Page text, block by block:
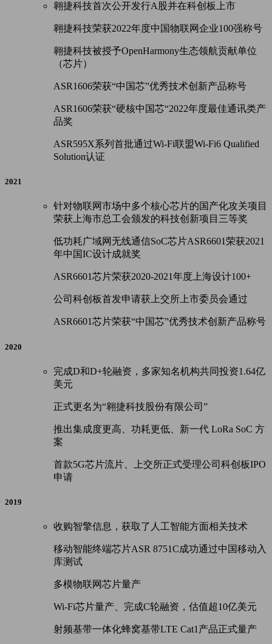
翱捷科技首次公开发行A股并在科创板上市
翱捷科技荣获2022年度中国物联网企业100强称号
翱捷科技被授予OpenHarmony生态领航贡献单位
（芯片）
ASR1606荣获“中国芯”优秀技术创新产品称号
ASR1606荣获“硬核中国芯“2022年度最佳通讯类产
品奖
ASR595X系列首批通过Wi-Fi联盟Wi-Fi6 Qualified
Solution认证
2021
针对物联网市场中多个核心芯片的国产化攻关项目
荣获上海市总工会颁发的科技创新项目三等奖
低功耗广域网无线通信SoC芯片ASR6601荣获2021
年中国IC设计成就奖
ASR6601芯片荣获2020-2021年度上海设计100+
公司科创板首发申请获上交所上市委员会通过
ASR6601芯片荣获“中国芯”优秀技术创新产品称号
2020
完成D和D+轮融资，多家知名机构共同投资1.64亿
美元
正式更名为“翱捷科技股份有限公司”
推出集成度更高、功耗更低、新一代 LoRa SoC 方
案
首款5G芯片流片、上交所正式受理公司科创板IPO
申请
2019
收购智擎信息，获取了人工智能方面相关技术
移动智能终端芯片ASR 8751C成功通过中国移动入
库测试
多模物联网芯片量产
Wi-Fi芯片量产、完成C轮融资，估值超10亿美元
射频基带一体化蜂窝基带LTE Cat1产品正式量产